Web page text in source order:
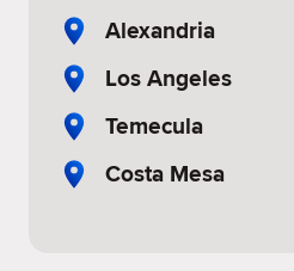
Alexandria
Los Angeles
Temecula
Costa Mesa